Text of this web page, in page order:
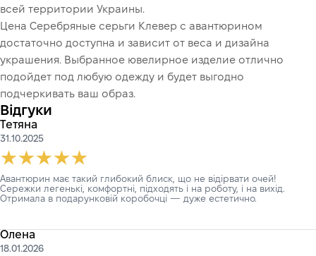
всей территории Украины.
Цена Серебряные серьги Клевер с авантюрином
достаточно доступна и зависит от веса и дизайна
украшения. Выбранное ювелирное изделие отлично
подойдет под любую одежду и будет выгодно
подчеркивать ваш образ.
Відгуки
Тетяна
31.10.2025
Авантюрин має такий глибокий блиск, що не відірвати очей!
Сережки легенькі, комфортні, підходять і на роботу, і на вихід.
Отримала в подарунковій коробочці — дуже естетично.
Олена
18.01.2026